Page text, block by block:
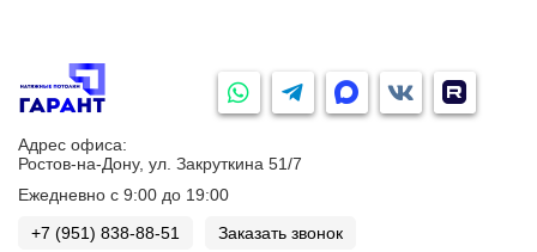
Адрес офиса:
Ростов-на-Дону, ул. Закруткина 51/7
Ежедневно с 9:00 до 19:00
+7 (951) 838-88-51
Заказать звонок